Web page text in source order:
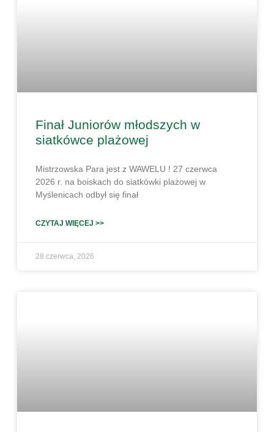
Finał Juniorów młodszych w
siatkówce plażowej
Mistrzowska Para jest z WAWELU ! 27 czerwca
2026 r. na boiskach do siatkówki plażowej w
Myślenicach odbył się finał
CZYTAJ WIĘCEJ >>
28 czerwca, 2026